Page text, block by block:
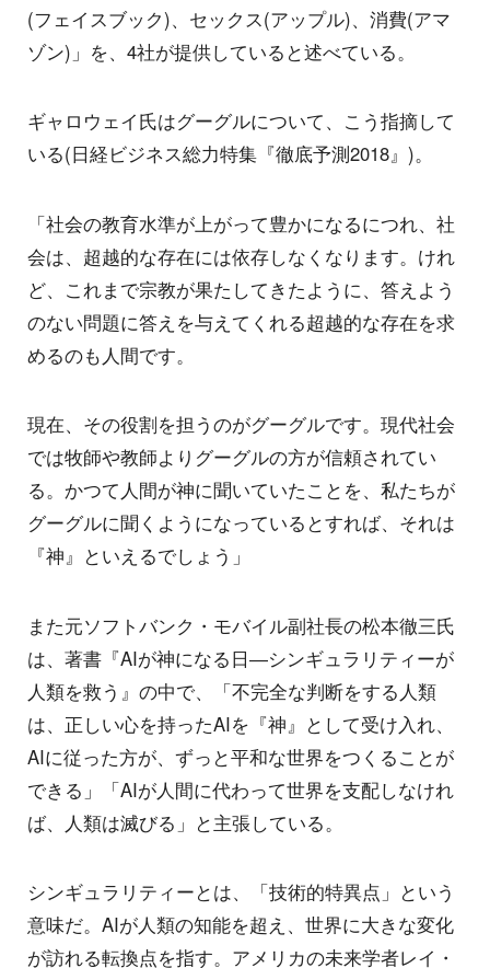
(フェイスブック)、セックス(アップル)、消費(アマ
ゾン)」を、4社が提供していると述べている。
ギャロウェイ氏はグーグルについて、こう指摘して
いる(日経ビジネス総力特集『徹底予測2018』)。
「社会の教育水準が上がって豊かになるにつれ、社
会は、超越的な存在には依存しなくなります。けれ
ど、これまで宗教が果たしてきたように、答えよう
のない問題に答えを与えてくれる超越的な存在を求
めるのも人間です。
現在、その役割を担うのがグーグルです。現代社会
では牧師や教師よりグーグルの方が信頼されてい
る。かつて人間が神に聞いていたことを、私たちが
グーグルに聞くようになっているとすれば、それは
『神』といえるでしょう」
また元ソフトバンク・モバイル副社長の松本徹三氏
は、著書『AIが神になる日―シンギュラリティーが
人類を救う』の中で、「不完全な判断をする人類
は、正しい心を持ったAIを『神』として受け入れ、
AIに従った方が、ずっと平和な世界をつくることが
できる」「AIが人間に代わって世界を支配しなけれ
ば、人類は滅びる」と主張している。
シンギュラリティーとは、「技術的特異点」という
意味だ。AIが人類の知能を超え、世界に大きな変化
が訪れる転換点を指す。アメリカの未来学者レイ・